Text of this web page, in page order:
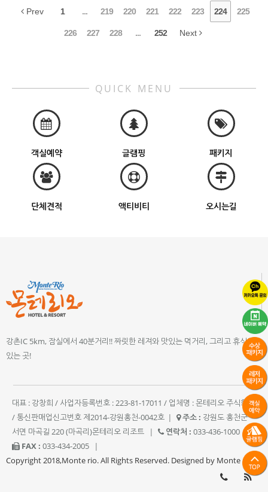
Prev 1 ... 219 220 221 222 223 224 225
226 227 228 ... 252 Next
QUICK MENU
객실예약 글램핑 패키지
단체견적 액티비티 오시는길
강촌IC 5km, 잠실에서 40분거리!! 짜릿한 레져와 맛있는 먹거리, 그리고 휴식이
있는 곳!
대표 : 강창희 / 사업자등록번호 : 223-81-17011 / 업체명 : 몬테리오 주식회사
/ 통신판매업신고번호 제2014-강원홍천-0042호 | 주소 : 강원도 홍천군
서면 마곡길 220 (마곡리)몬테리오 리조트
| 연락처 : 033-436-1000
|
FAX : 033-434-2005
|
Copyright 2018,Monte rio. All Rights Reserved. Designed by Monte rio.